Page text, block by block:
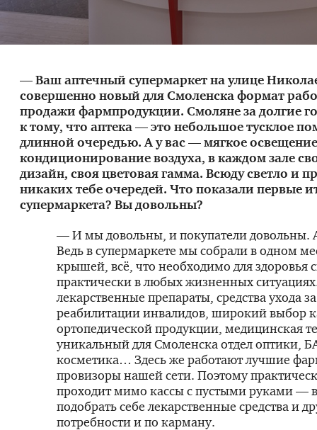
— Ваш аптечный супермаркет на улице
совершенно новый для Смоленска формат
продажи фармпродукции. Смоляне за долгие
к тому, что аптека — это небольшое тусклое
длинной очередью. А у вас — мягкое
кондиционирование воздуха, в каждом зале
дизайн, своя цветовая гамма. Всюду светло и
никаких тебе очередей. Что показали первые
супермаркета? Вы довольны?
— И мы довольны, и покупатели довольны.
Ведь в супермаркете мы собрали в одном
крышей, всё, что необходимо для здоровья
практически в любых жизненных
лекарственные препараты, средства ухода
реабилитации инвалидов, широкий выбор
ортопедической продукции, медицинская
уникальный для Смоленска отдел оптики,
косметика… Здесь же работают лучшие
провизоры нашей сети. Поэтому
проходит мимо кассы с пустыми руками —
подобрать себе лекарственные средства и
потребности и по карману.